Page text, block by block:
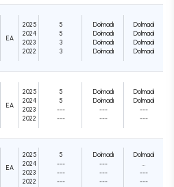
EA
2025
2024
2023
2022
5
5
3
3
Dolmadı
Dolmadı
Dolmadı
Dolmadı
Dolmadı
Dolmadı
Dolmadı
Dolmadı
EA
2025
2024
2023
2022
5
5
---
---
Dolmadı
Dolmadı
---
---
Dolmadı
Dolmadı
---
---
EA
2025
2024
2023
2022
5
---
---
---
Dolmadı
---
---
---
Dolmadı
---
---